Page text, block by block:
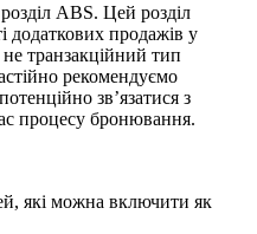
ABS. Цей розділ
додаткових продажів у
транзакційний тип
рекомендуємо
зв’язатися з
процесу бронювання.
які можна включити як